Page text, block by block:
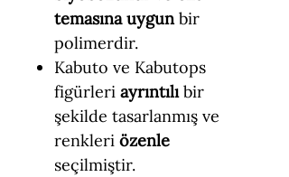
temasına uygunbir
polimerdir.
Kabuto ve Kabutops
figürleri ayrıntılıbir
şekilde tasarlanmış ve
renkleri özenle
seçilmiştir.